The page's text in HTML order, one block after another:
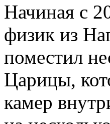
Начиная с
физик из
поместил
Царицы,
камер